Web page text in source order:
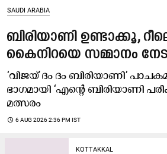
SAUDI ARABIA
ബിരിയാണി ഉണ്ടാക്കൂ,
കൈനിറയെ സമ്മാനം
‘വിജയ് ദം ദം ബിരിയാണി’
ഭാഗമായി ‘എന്‍റെ ബിരിയാണി
മത്സരം
access_time 6 AUG 2026 2:36 PM IST
KOTTAKKAL